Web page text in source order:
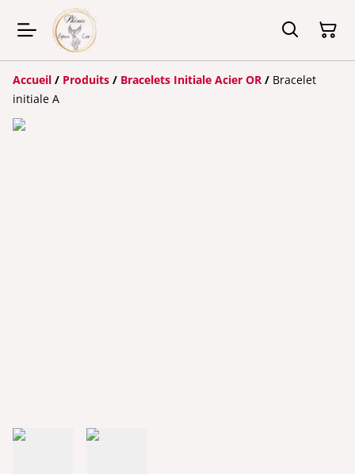
Accueil / Produits / Bracelets Initiale Acier OR / Bracelet
initiale A